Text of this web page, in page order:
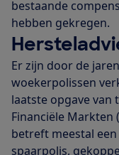
bestaande
hebben gekregen.
Er zijn door de
woekerpolissen
laatste opgave
Financiële Markten
betreft meestal
spaarpolis,